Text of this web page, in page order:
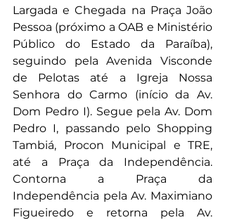
Largada e Chegada na Praça João
Pessoa (próximo a OAB e Ministério
Público do Estado da Paraíba),
seguindo pela Avenida Visconde
de Pelotas até a Igreja Nossa
Senhora do Carmo (início da Av.
Dom Pedro I). Segue pela Av. Dom
Pedro I, passando pelo Shopping
Tambiá, Procon Municipal e TRE,
até a Praça da Independência.
Contorna a Praça da
Independência pela Av. Maximiano
Figueiredo e retorna pela Av.